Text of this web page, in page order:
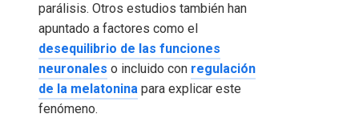
parálisis. Otros estudios también han
apuntado a factores como el
desequilibrio de las funciones
neuronales o incluido con regulación
de la melatonina para explicar este
fenómeno.